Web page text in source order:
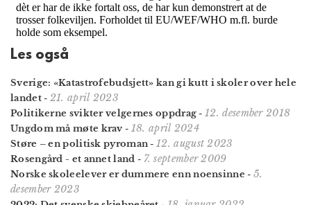
Les også
Sverige: «Katastrofe­budsjett» kan gi kutt i skoler over hele
landet- 21. april 2023
Politikerne svikter velgernes oppdrag -12. desember 2018
Ungdom må møte krav - 18. april 2024
Støre – en politisk pyroman-12. august 2023
Rosengård - et annet land - 7. september 2009
Norske skoleelever er dummere enn noensinne - 5.
desember 2023